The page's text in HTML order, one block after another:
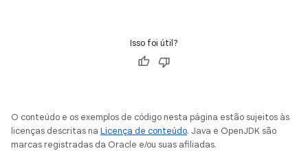
Isso foi útil?
O conteúdo e os exemplos de código nesta página estão sujeitos às
licenças descritas na Licença de conteúdo. Java e OpenJDK são
marcas registradas da Oracle e/ou suas afiliadas.